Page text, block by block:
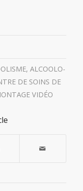
,ALCOOLO-
DE SOINS DE
VIDÉO